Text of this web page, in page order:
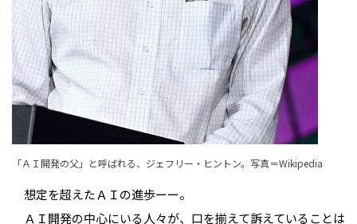
「ＡＩ開発の父」と呼ばれる、ジェフリー・ヒントン。写真＝Wikipedia
想定を超えたＡＩの進歩ーー。
ＡＩ開発の中心にいる人々が、口を揃えて訴えていることは